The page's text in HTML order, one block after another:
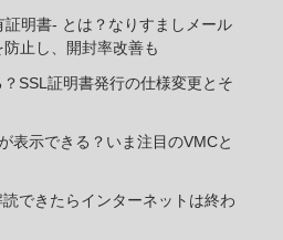
明書- とは？なりすましメール
止し、開封率改善も
SSL証明書発行の仕様変更とそ
表示できる？いま注目のVMCと
できたらインターネットは終わ